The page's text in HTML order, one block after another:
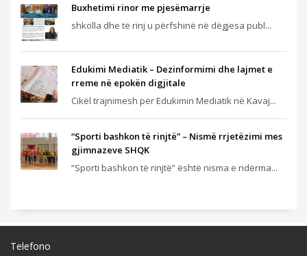
Buxhetimi rinor me pjesëmarrje
shkolla dhe të rinj u përfshinë në dëgjesa publ...
Edukimi Mediatik – Dezinformimi dhe lajmet e
rreme në epokën digjitale
Cikël trajnimesh për Edukimin Mediatik në Kavaj...
“Sporti bashkon të rinjtë” – Nismë rrjetëzimi mes
gjimnazeve SHQK
“Sporti bashkon të rinjtë” është nisma e ndërma...
Telefono